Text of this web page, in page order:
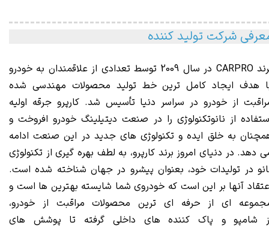
شرکت تولید کننده
CARPRO
در سال 2009 توسط تعدادی از علاقمندان به خودرو
هدف ایجاد کامل ترین خط تولید محصولات مهندسی شده
از خودرو در سراسر دنیا تأسیس شد. کارپرو جرقه اولیه
از نانوتکنولوژی را در صنعت دیتیلینگ خودرو افروخت و
به خلق ایده و تکنولوژی های جدید در این صنعت ادامه
دهد. در دنیای امروز برند کارپرو، به لطف بهره گیری از تکنولوژی
در تولیدات خود، بعنوان پیشرو در جهان شناخته شده است.
آنها بر این است که خودروی شما شایسته بهترین ها است و
ای از حرفه ای ترین محصولات مراقبت از خودرو،
شامپوو پاک کننده های داخلی گرفته تا پوشش های